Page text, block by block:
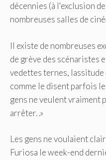
décennies (à l'exclusion
nombreuses salles de
Il existe de nombreuses
de grève des scénaristes
vedettes ternes, lassitude
comme le disent parfois
gens ne veulent vraiment
arrêter. .»
Les gens ne voulaient
Furiosa le week-end